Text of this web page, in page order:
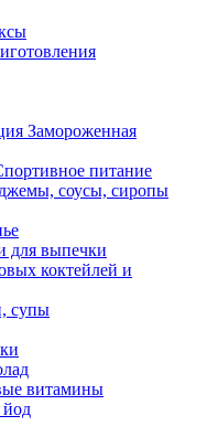
Замороженная
питание
соусы, сиропы
для выпечки
коктейлей и
супы
витамины